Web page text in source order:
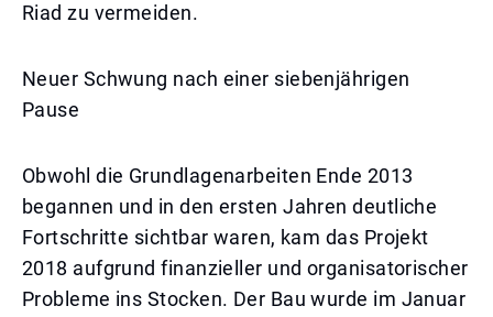
Riad zu vermeiden.
Neuer Schwung nach einer siebenjährigen
Pause
Obwohl die Grundlagenarbeiten Ende 2013
begannen und in den ersten Jahren deutliche
Fortschritte sichtbar waren, kam das Projekt
2018 aufgrund finanzieller und organisatorischer
Probleme ins Stocken. Der Bau wurde im Januar